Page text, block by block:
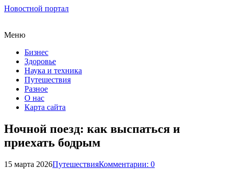
Новостной портал
Меню
Бизнес
Здоровье
Наука и техника
Путешествия
Разное
О нас
Карта сайта
Ночной поезд: как выспаться и
приехать бодрым
15 марта 2026ПутешествияКомментарии: 0